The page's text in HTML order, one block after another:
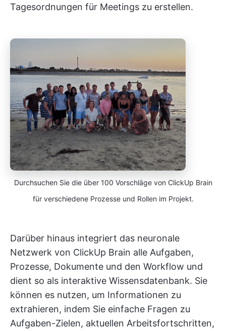
Tagesordnungen für Meetings zu erstellen.
Durchsuchen Sie die über 100 Vorschläge von ClickUp Brain
für verschiedene Prozesse und Rollen im Projekt.
Darüber hinaus integriert das neuronale
Netzwerk von ClickUp Brain alle Aufgaben,
Prozesse, Dokumente und den Workflow und
dient so als interaktive Wissensdatenbank. Sie
können es nutzen, um Informationen zu
extrahieren, indem Sie einfache Fragen zu
Aufgaben-Zielen, aktuellen Arbeitsfortschritten,